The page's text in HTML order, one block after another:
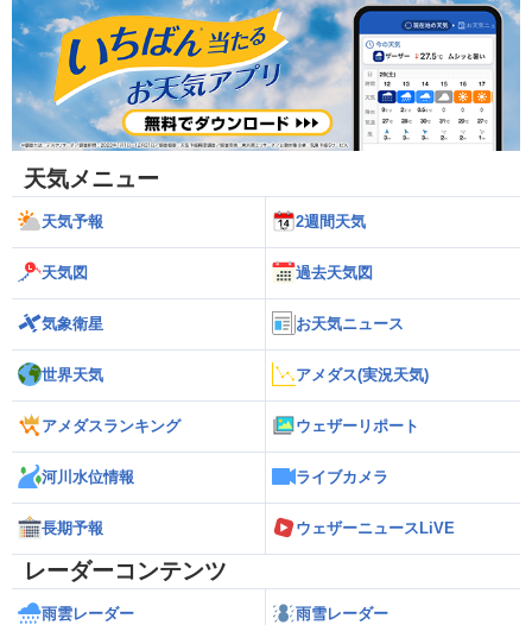
天気メニュー
天気予報 2週間天気
天気図 過去天気図
気象衛星 お天気ニュース
世界天気 アメダス(実況天気)
アメダスランキング ウェザーリポート
河川水位情報 ライブカメラ
長期予報 ウェザーニュースLiVE
レーダーコンテンツ
雨雲レーダー 雨雪レーダー